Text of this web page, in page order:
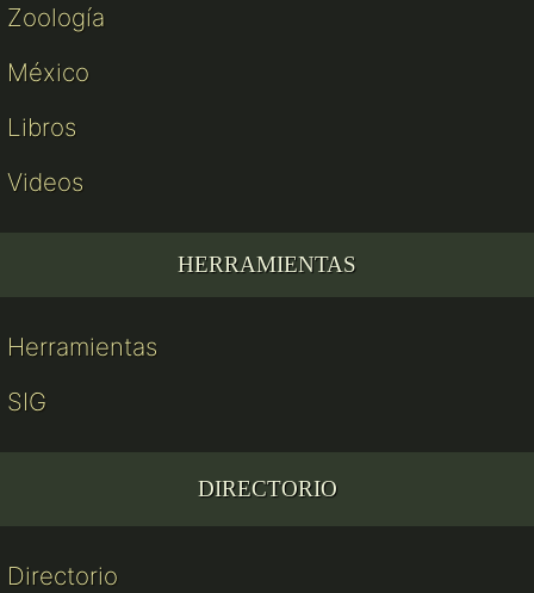
Zoología
México
Libros
Videos
HERRAMIENTAS
Herramientas
SIG
DIRECTORIO
Directorio